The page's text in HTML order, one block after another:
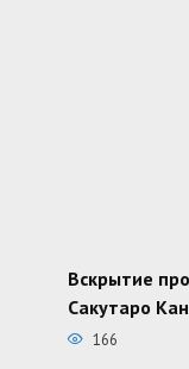
Вскрытие
Сакутаро
166